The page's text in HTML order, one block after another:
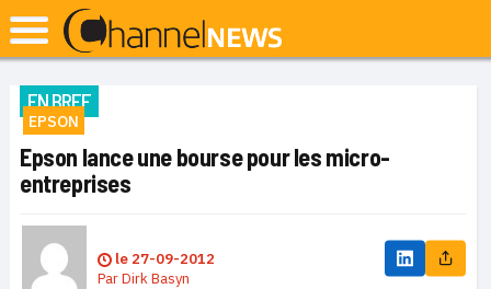
EN BREF
EPSON
Epson lance une bourse pour les micro-
entreprises
le 27-09-2012
ParDirk Basyn